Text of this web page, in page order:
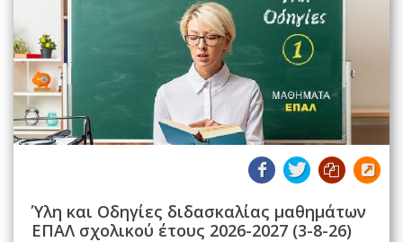
Ύλη και Οδηγίες διδασκαλίας μαθημάτων
ΕΠΑΛ σχολικού έτους 2026-2027 (3-8-26)